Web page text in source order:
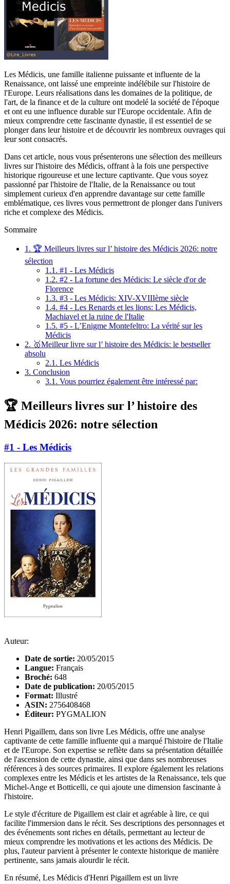
Les Médicis, une famille italienne puissante et influente de la
Renaissance, ont laissé une empreinte indélébile sur l'histoire de
l'Europe. Leurs réalisations dans les domaines de la politique, de
l'art, de la finance et de la culture ont modelé la société de l'époque
et ont eu une influence durable sur l'Europe occidentale. Afin de
mieux comprendre cette fascinante dynastie, il est essentiel de se
plonger dans leur histoire et de découvrir les nombreux ouvrages qui
leur sont consacrés.
Dans cet article, nous vous présenterons une sélection des meilleurs
livres sur l'histoire des Médicis, offrant à la fois une perspective
historique rigoureuse et une lecture captivante. Que vous soyez
passionné par l'histoire de l'Italie, de la Renaissance ou tout
simplement curieux d'en apprendre davantage sur cette famille
emblématique, ces livres vous permettront de plonger dans l'univers
riche et complexe des Médicis.
Sommaire
1. 🏆 Meilleurs livres sur l’ histoire des Médicis 2026: notre
sélection
1.1. #1 - Les Médicis
1.2. #2 - La fortune des Médicis: Le siècle d'or de
Florence
1.3. #3 - Les Médicis: XIV-XVIIIème siècle
1.4. #4 - Les Renards et les lions: Les Médicis,
Machiavel et la ruine de l'Italie
1.5. #5 - L’Enigme Montefeltro: La vérité sur les
Médicis
2. 🥇Meilleur livre sur l’ histoire des Médicis: le bestseller
absolu
2.1. Les Médicis
3. Conclusion
3.1. Vous pourriez également être intéressé par:
🏆 Meilleurs livres sur l’ histoire des
Médicis 2026: notre sélection
#1 - Les Médicis
Auteur:
Date de sortie: 20/05/2015
Langue: Français
Broché: 648
Date de publication: 20/05/2015
Format: Illustré
ASIN: 2756408468
Éditeur: PYGMALION
Henri Pigaillem, dans son livre Les Médicis, offre une analyse
captivante de cette famille influente qui a marqué l'histoire de l'Italie
et de l'Europe. Son expertise se reflète dans sa présentation détaillée
de l'ascension de cette dynastie, ainsi que dans ses nombreuses
références à des sources primaires. Il explore également les relations
complexes entre les Médicis et les artistes de la Renaissance, tels que
Michel-Ange et Botticelli, ce qui ajoute une dimension fascinante à
l'histoire.
Le style d'écriture de Pigaillem est clair et agréable à lire, ce qui
facilite l'immersion dans le récit. Ses descriptions des personnages et
des événements sont riches en détails, permettant au lecteur de
mieux comprendre les motivations et les actions des Médicis. De
plus, l'auteur parvient à présenter le contexte historique de manière
pertinente, sans jamais alourdir le récit.
En résumé, Les Médicis d'Henri Pigaillem est un livre